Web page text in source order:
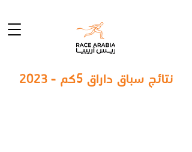
2023 - نتائج سباق داراق 5كم